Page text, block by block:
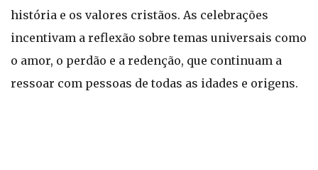
história e os valores cristãos. As celebrações
incentivam a reflexão sobre temas universais como
o amor, o perdão e a redenção, que continuam a
ressoar com pessoas de todas as idades e origens.